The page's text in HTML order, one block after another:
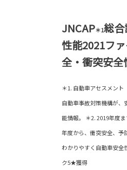
JNCAP＊1総
性能2021フ
全・衝突安全
＊1. 自動車アセスメン
自動車事故対策機構が、
能情報。 ＊2. 2019年度
年度から、衝突安全、予
わかりやすく自動車安全
ク5★獲得